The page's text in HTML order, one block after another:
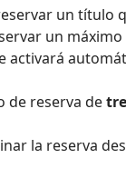
un título
un máximo
activará
de reserva de
la reserva